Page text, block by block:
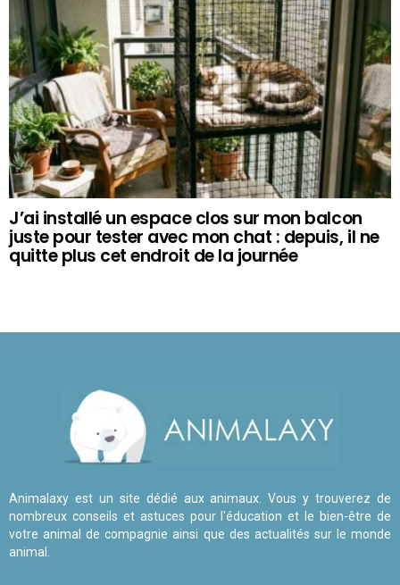
J’ai installé un espace clos sur mon balcon
juste pour tester avec mon chat : depuis, il ne
quitte plus cet endroit de la journée
Animalaxy est un site dédié aux animaux. Vous y trouverez de
nombreux conseils et astuces pour l'éducation et le bien-être de
votre animal de compagnie ainsi que des actualités sur le monde
animal.